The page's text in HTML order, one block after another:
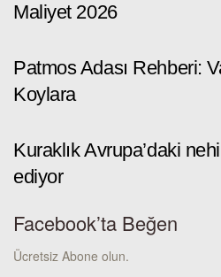
Maliyet 2026
Patmos Adası Rehberi:
Koylara
Kuraklık Avrupa’daki
ediyor
Facebook’ta Beğen
Ücretsiz Abone olun.